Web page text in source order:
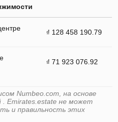
₫ 128 458 190.79
₫ 71 923 076.92
Numbeo.com, на основе
. Emirates.estate не может
и правильность этих